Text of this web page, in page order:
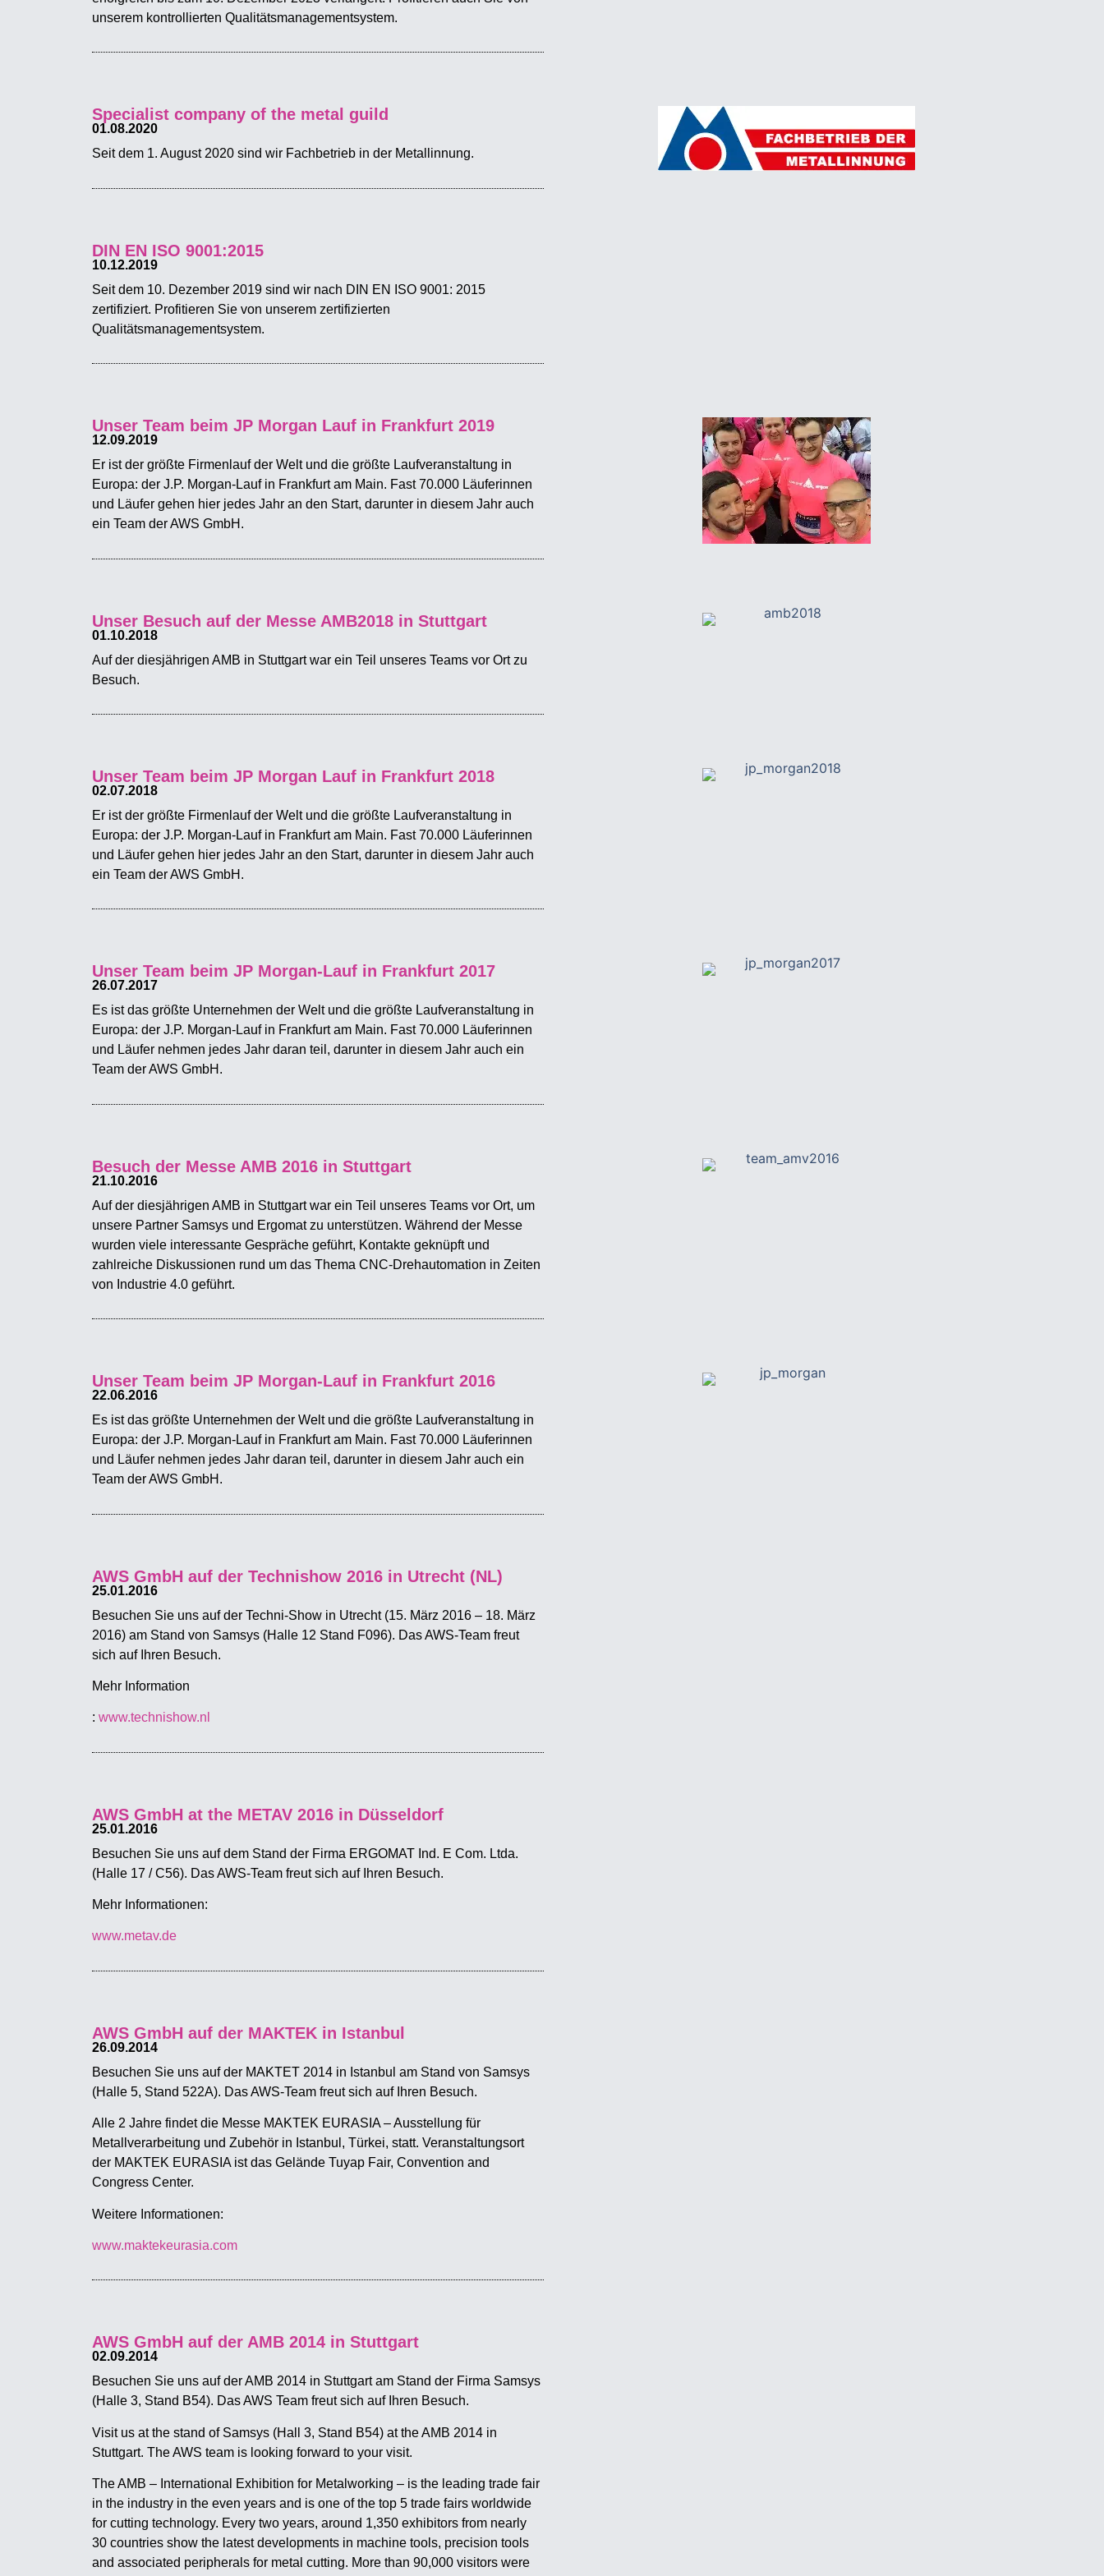
unserem kontrollierten Qualitätsmanagementsystem.
Specialist company of the metal guild
01.08.2020
Seit dem 1. August 2020 sind wir Fachbetrieb in der Metallinnung.
DIN EN ISO 9001:2015
10.12.2019
Seit dem 10. Dezember 2019 sind wir nach DIN EN ISO 9001: 2015
zertifiziert. Profitieren Sie von unserem zertifizierten
Qualitätsmanagementsystem.
Unser Team beim JP Morgan Lauf in Frankfurt 2019
12.09.2019
Er ist der größte Firmenlauf der Welt und die größte Laufveranstaltung in
Europa: der J.P. Morgan-Lauf in Frankfurt am Main. Fast 70.000 Läuferinnen
und Läufer gehen hier jedes Jahr an den Start, darunter in diesem Jahr auch
ein Team der AWS GmbH.
Unser Besuch auf der Messe AMB2018 in Stuttgart
01.10.2018
Auf der diesjährigen AMB in Stuttgart war ein Teil unseres Teams vor Ort zu
Besuch.
Unser Team beim JP Morgan Lauf in Frankfurt 2018
02.07.2018
Er ist der größte Firmenlauf der Welt und die größte Laufveranstaltung in
Europa: der J.P. Morgan-Lauf in Frankfurt am Main. Fast 70.000 Läuferinnen
und Läufer gehen hier jedes Jahr an den Start, darunter in diesem Jahr auch
ein Team der AWS GmbH.
Unser Team beim JP Morgan-Lauf in Frankfurt 2017
26.07.2017
Es ist das größte Unternehmen der Welt und die größte Laufveranstaltung in
Europa: der J.P. Morgan-Lauf in Frankfurt am Main. Fast 70.000 Läuferinnen
und Läufer nehmen jedes Jahr daran teil, darunter in diesem Jahr auch ein
Team der AWS GmbH.
Besuch der Messe AMB 2016 in Stuttgart
21.10.2016
Auf der diesjährigen AMB in Stuttgart war ein Teil unseres Teams vor Ort, um
unsere Partner Samsys und Ergomat zu unterstützen. Während der Messe
wurden viele interessante Gespräche geführt, Kontakte geknüpft und
zahlreiche Diskussionen rund um das Thema CNC-Drehautomation in Zeiten
von Industrie 4.0 geführt.
Unser Team beim JP Morgan-Lauf in Frankfurt 2016
22.06.2016
Es ist das größte Unternehmen der Welt und die größte Laufveranstaltung in
Europa: der J.P. Morgan-Lauf in Frankfurt am Main. Fast 70.000 Läuferinnen
und Läufer nehmen jedes Jahr daran teil, darunter in diesem Jahr auch ein
Team der AWS GmbH.
AWS GmbH auf der Technishow 2016 in Utrecht (NL)
25.01.2016
Besuchen Sie uns auf der Techni-Show in Utrecht (15. März 2016 – 18. März
2016) am Stand von Samsys (Halle 12 Stand F096). Das AWS-Team freut
sich auf Ihren Besuch.
Mehr Information
: www.technishow.nl
AWS GmbH at the METAV 2016 in Düsseldorf
25.01.2016
Besuchen Sie uns auf dem Stand der Firma ERGOMAT Ind. E Com. Ltda.
(Halle 17 / C56). Das AWS-Team freut sich auf Ihren Besuch.
Mehr Informationen:
www.metav.de
AWS GmbH auf der MAKTEK in Istanbul
26.09.2014
Besuchen Sie uns auf der MAKTET 2014 in Istanbul am Stand von Samsys
(Halle 5, Stand 522A). Das AWS-Team freut sich auf Ihren Besuch.
Alle 2 Jahre findet die Messe MAKTEK EURASIA – Ausstellung für
Metallverarbeitung und Zubehör in Istanbul, Türkei, statt. Veranstaltungsort
der MAKTEK EURASIA ist das Gelände Tuyap Fair, Convention and
Congress Center.
Weitere Informationen:
www.maktekeurasia.com
AWS GmbH auf der AMB 2014 in Stuttgart
02.09.2014
Besuchen Sie uns auf der AMB 2014 in Stuttgart am Stand der Firma Samsys
(Halle 3, Stand B54). Das AWS Team freut sich auf Ihren Besuch.
Visit us at the stand of Samsys (Hall 3, Stand B54) at the AMB 2014 in
Stuttgart. The AWS team is looking forward to your visit.
The AMB – International Exhibition for Metalworking – is the leading trade fair
in the industry in the even years and is one of the top 5 trade fairs worldwide
for cutting technology. Every two years, around 1,350 exhibitors from nearly
30 countries show the latest developments in machine tools, precision tools
and associated peripherals for metal cutting. More than 90,000 visitors were